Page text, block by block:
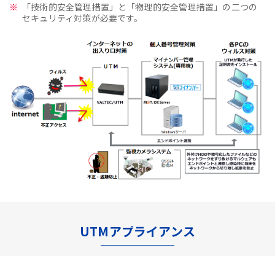
「技術的安全管理措置」と「物理的安全管理措置」の二つの
セキュリティ対策が必要です。
UTMアプライアンス